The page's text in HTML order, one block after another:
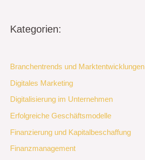
Kategorien:
Branchentrends und Marktentwicklungen
Digitales Marketing
Digitalisierung im Unternehmen
Erfolgreiche Geschäftsmodelle
Finanzierung und Kapitalbeschaffung
Finanzmanagement